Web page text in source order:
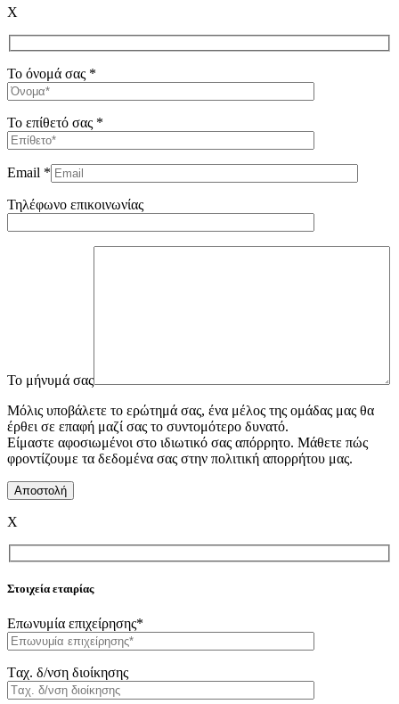
X
Το όνομά σας *
Το επίθετό σας *
Email *
Τηλέφωνο επικοινωνίας
To μήνυμά σας
Μόλις υποβάλετε το ερώτημά σας, ένα μέλος της ομάδας μας θα
έρθει σε επαφή μαζί σας το συντομότερο δυνατό.
Είμαστε αφοσιωμένοι στο ιδιωτικό σας απόρρητο. Μάθετε πώς
φροντίζουμε τα δεδομένα σας στην πολιτική απορρήτου μας.
X
Στοιχεία εταιρίας
Επωνυμία επιχείρησης*
Tαχ. δ/νση διοίκησης